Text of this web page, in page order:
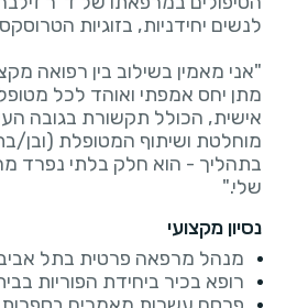
"אני מאמין בשילוב בין רפואה
מתן יחס אמפתי ואוהד לכל
אישית, הכולל תקשורת בגובה
מוחלטת ושיתוף המטופלת (ובן/
בתהליך - הוא חלק בלתי נפרד
שלי."
נסיון מקצועי
מנהל מרפאה פרטית בתל
רופא בכיר ביחידת הפוריות